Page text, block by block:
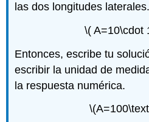
las dos longitudes laterales.
\( A=10\cdot
Entonces, escribe tu
escribir la unidad de
la respuesta numérica.